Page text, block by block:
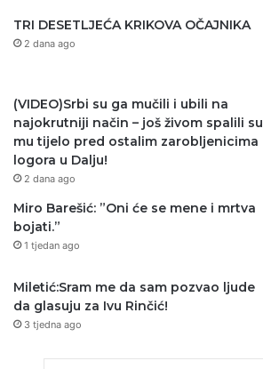
TRI DESETLJEĆA KRIKOVA OČAJNIKA
2 dana ago
(VIDEO)Srbi su ga mučili i ubili na
najokrutniji način – još živom spalili su
mu tijelo pred ostalim zarobljenicima
logora u Dalju!
2 dana ago
Miro Barešić: ”Oni će se mene i mrtva
bojati.”
1 tjedan ago
Miletić:Sram me da sam pozvao ljude
da glasuju za Ivu Rinčić!
3 tjedna ago